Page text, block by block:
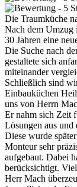
Die Traumküche
Nach dem Umzug
30 Jahren eine
Die Suche nach
gestaltete sich
miteinander
Schließlich sind
Einbauküchen
uns von Herrn
Er nahm sich Zeit
Lösungen aus und
Diese wurde
Monteur sehr
aufgebaut. Dabei
berücksichtigt.
Herr Mach